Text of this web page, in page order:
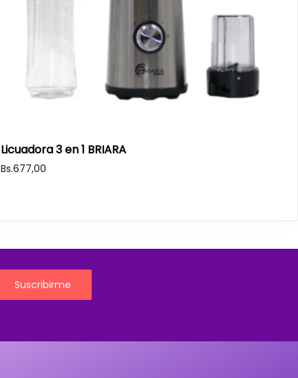
Licuadora 3 en 1 BRIARA
Bs.677,00
Suscribirme